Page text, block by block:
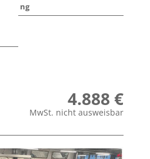
ng
4.888 €
MwSt. nicht ausweisbar